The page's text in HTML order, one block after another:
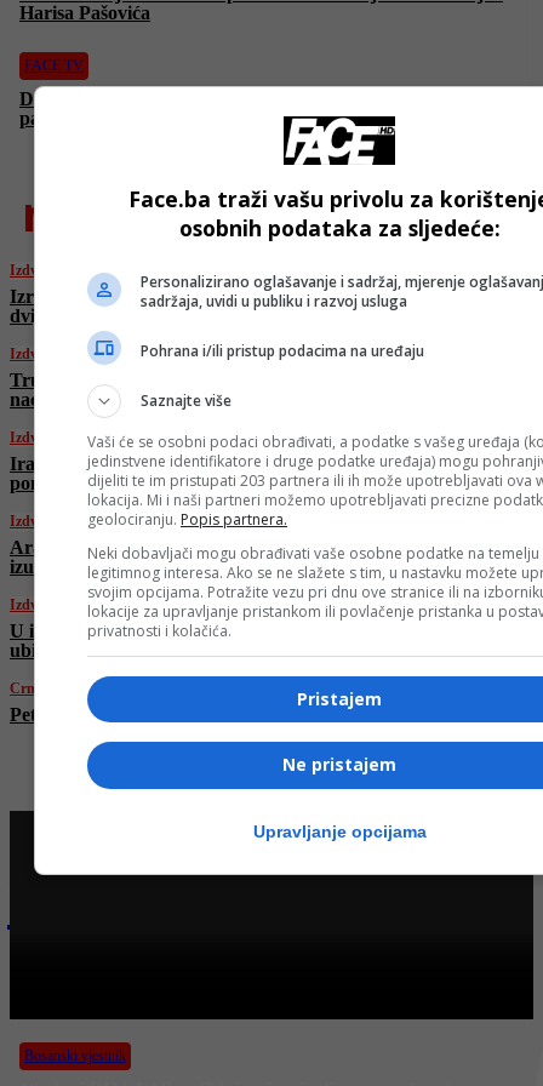
Harisa Pašovića
FACE TV
Damir Hoyka: Fotosofija je moj način da ubijemo epidemiju
pasivne zabave – mobitela
najnovije
Izdvojeno
Izraelci poručili Trumpu da ne žele čekati
dvije sedmice, Vance ih “ohladio”
Izdvojeno
Trump večeras saziva hitni sastanak tima za
nacionalnu sigurnost zbog Izraela i Irana
Izdvojeno
Iran zaprijetio: “Ko god bude slao vojnu
pomoć Izraelu, postat će naša legalna meta”
Izdvojeno
Araghchi: “Uključivanje SAD u sukob bilo bi
izuzetno opasno”
Izdvojeno
U izraelskom napadu na zapadu Irana danas
ubijena petorica vojnika, devetorica ranjena
Crna hronika
Pet osoba povrijeđeno u sudaru kod Kalesije
Bosanski vjestnik
Face.ba traži vašu privolu za
osobnih podataka za sljedeće:
Personalizirano oglašavanje i sadržaj, mjerenje
sadržaja, uvidi u publiku i razvoj usluga
Pohrana i/ili pristup podacima na uređaju
Saznajte više
Vaši će se osobni podaci obrađivati, a podatke s vašeg uređaja
jedinstvene identifikatore i druge podatke uređaja) mogu
dijeliti te im pristupati 203 partnera ili ih može upotrebljavati ova
lokacija. Mi i naši partneri možemo upotrebljavati precizne
geolociranju. Popis partnera.
Neki dobavljači mogu obrađivati vaše osobne podatke na temelju
legitimnog interesa. Ako se ne slažete s tim, u nastavku možete
svojim opcijama. Potražite vezu pri dnu ove stranice ili na
lokacije za upravljanje pristankom ili povlačenje pristanka u
privatnosti i kolačića.
Pristajem
Ne pristajem
Upravljanje opcijama